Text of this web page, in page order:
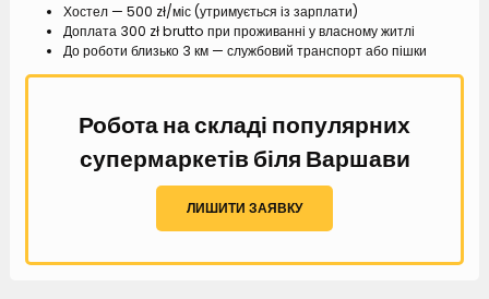
Хостел — 500 zł/міс (утримується із зарплати)
Доплата 300 zł brutto при проживанні у власному житлі
До роботи близько 3 км — службовий транспорт або пішки
Робота на складі популярних
супермаркетів біля Варшави
ЛИШИТИ ЗАЯВКУ